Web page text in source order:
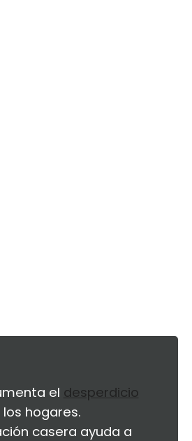
el desperdicio
hogares.
casera ayuda a